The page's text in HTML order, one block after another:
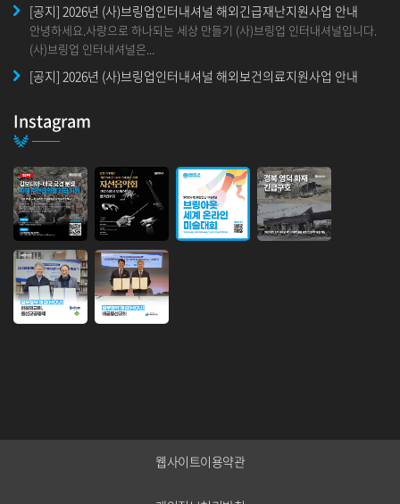
[공지] 2026년 (사)브링업인터내셔널 해외긴급재난지원사업 안내
안녕하세요.사랑으로 하나되는 세상 만들기 (사)브링업 인터내셔널입니다.
(사)브링업 인터내셔널은...
[공지] 2026년 (사)브링업인터내셔널 해외보건의료지원사업 안내
다. 2025년부터&nbs...
인도사업본부 설립 행사
업본부로 승격하게 되었음을 기쁜...
Instagram
웹사이트이용약관